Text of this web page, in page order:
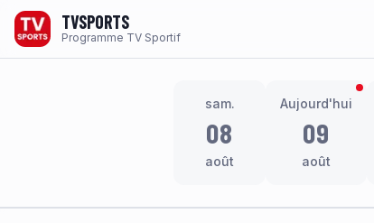
TVSPORTS
Programme TV Sportif
sam.
08
août
Aujourd'hui
09
août